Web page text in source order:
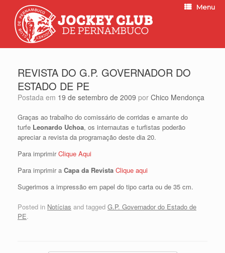
Menu
REVISTA DO G.P. GOVERNADOR DO
ESTADO DE PE
Postada em 19 de setembro de 2009 por Chico Mendonça
Graças ao trabalho do comissário de corridas e amante do
turfe Leonardo Uchoa, os internautas e turfistas poderão
apreciar a revista da programação deste dia 20.
Para imprimirClique Aqui
Para imprimir a Capa da Revista Clique aqui
Sugerimos a impressão em papel do tipo carta ou de 35 cm.
Posted in Notícias and tagged G.P. Governador do Estado de
PE.